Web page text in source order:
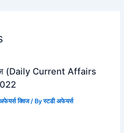
(Daily Current Affairs
क्विज/ Byस्टडी अफेयर्स